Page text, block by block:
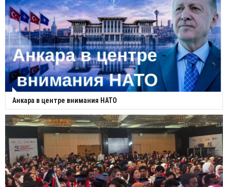
Анкара в центре внимания НАТО